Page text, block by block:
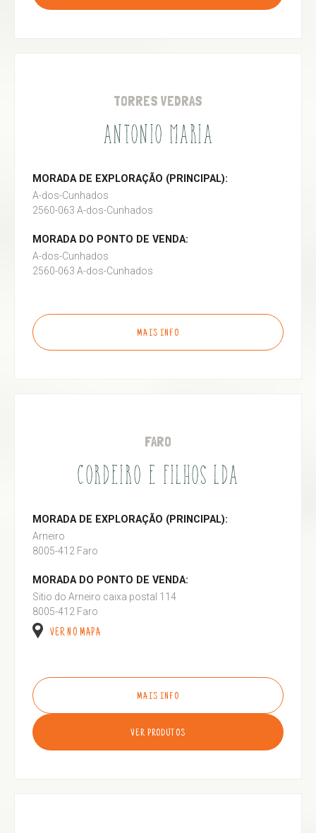
TORRES VEDRAS
ANTONIO MARIA
MORADA DE EXPLORAÇÃO (PRINCIPAL):
A-dos-Cunhados
2560-063 A-dos-Cunhados
MORADA DO PONTO DE VENDA:
A-dos-Cunhados
2560-063 A-dos-Cunhados
MAIS INFO
FARO
CORDEIRO E FILHOS LDA
MORADA DE EXPLORAÇÃO (PRINCIPAL):
Arneiro
8005-412 Faro
MORADA DO PONTO DE VENDA:
Sitio do Arneiro caixa postal 114
8005-412 Faro
VER NO MAPA
MAIS INFO
VER PRODUTOS